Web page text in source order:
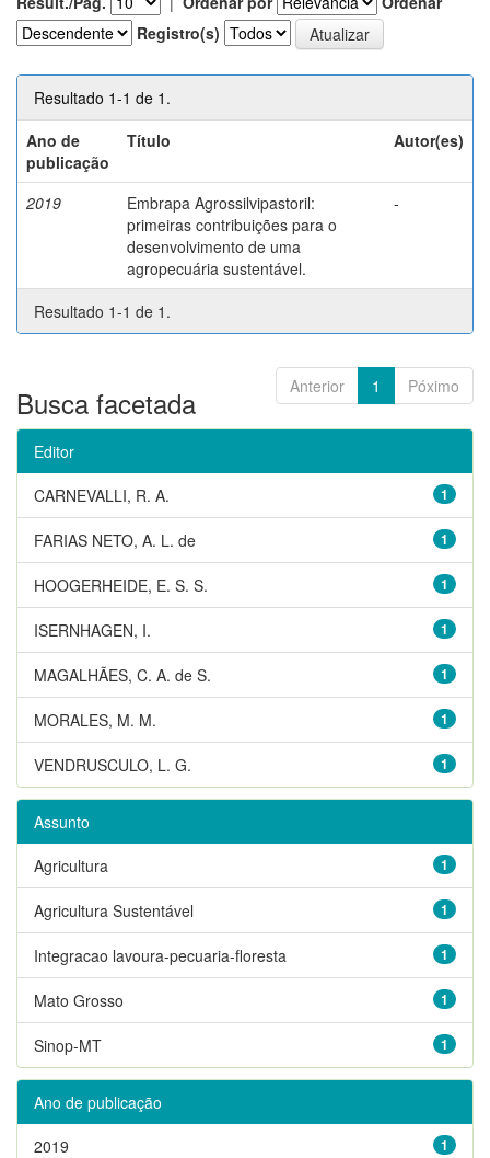
Registro(s)
Resultado 1-1 de 1.
Ano de
publicação
Título Autor(es)
2019
Embrapa Agrossilvipastoril:
primeiras contribuições para o
desenvolvimento de uma
agropecuária sustentável.
-
Resultado 1-1 de 1.
Anterior 1 Póximo
Busca facetada
Editor
1
CARNEVALLI, R. A.
1
FARIAS NETO, A. L. de
1
HOOGERHEIDE, E. S. S.
1
ISERNHAGEN, I.
1
MAGALHÃES, C. A. de S.
1
MORALES, M. M.
1
VENDRUSCULO, L. G.
Assunto
1
Agricultura
1
Agricultura Sustentável
1
Integracao lavoura-pecuaria-floresta
1
Mato Grosso
1
Sinop-MT
Ano de publicação
1
2019